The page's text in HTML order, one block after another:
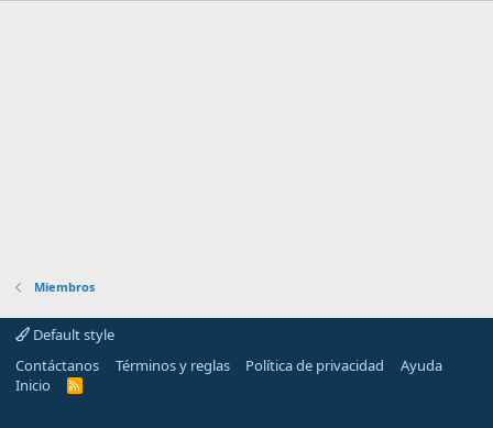
Miembros
Default style
Contáctanos
Términos y reglas Política de privacidad
Ayuda
Inicio
R